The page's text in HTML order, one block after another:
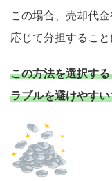
この場合、売却代
応じて分担すること
この方法を選択す
ラブルを避けやす